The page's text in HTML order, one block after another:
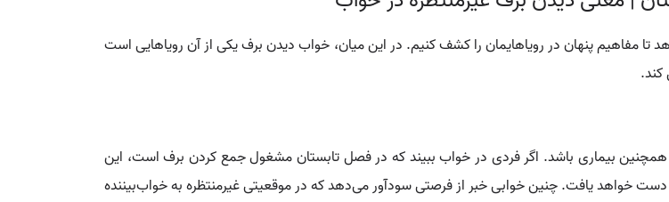
تا مفاهیم پنهان در رویاهایمان را کشف کنیم. در این میان، خواب دیدن برف یکی از آن رویاهایی است
کند.
بیماری باشد. اگر فردی در خواب ببیند که در فصل تابستان مشغول جمع کردن برف است، این
خواهد یافت. چنین خوابی خبر از فرصتی سودآور می‌دهد که در موقعیتی غیرمنتظره به خواب‌بیننده